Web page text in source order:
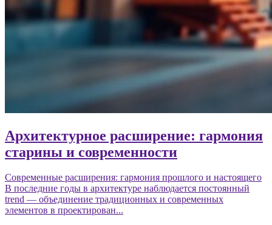
Архитектурное расширение: гармония
старины и современности
Современные расширения: гармония прошлого и настоящего
В последние годы в архитектуре наблюдается постоянный
trend — объединение традиционных и современных
элементов в проектирован...